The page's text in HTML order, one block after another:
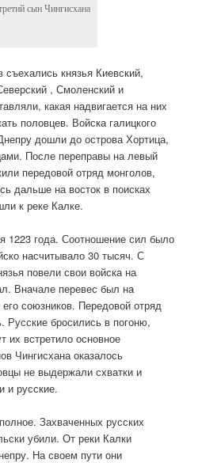
сын Чингисхана
князья Киевский,
, Смоленский и
какая надвигается на них
половцев. Войска галицкого
дошли до острова Хортица,
После переправы на левый
передовой отряд монголов,
дальше на восток в поисках
к реке Калке.
1223 года. Соотношение сил было
насчитывало 30 тысяч. С
повели свои войска на
Вначале перевес был на
его союзников. Передовой отряд
Русские бросились в погоню,
их встретило основное
Чингисхана оказалось
не выдержали схватки и
и русские.
Захваченных русских
убили. От реки Калки
На своем пути они